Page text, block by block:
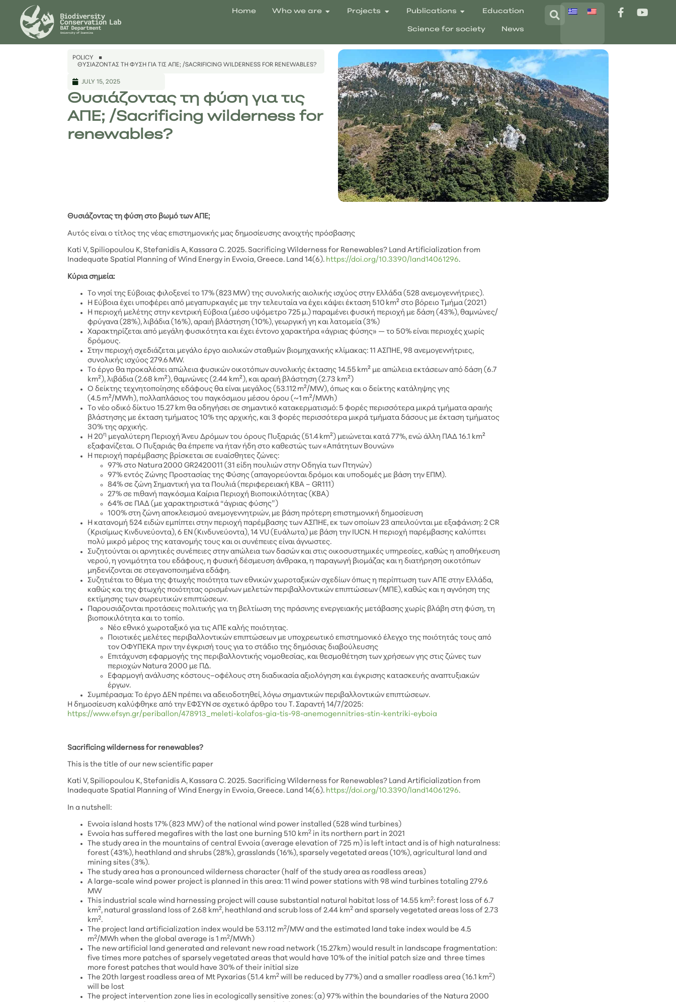
Home Who we are Projects Publications Education
Science for society News
POLICY
ΘΥΣΙΆΖΟΝΤΑΣ ΤΗ ΦΎΣΗ ΓΙΑ ΤΙΣ ΑΠΕ; /SACRIFICING WILDERNESS FOR RENEWABLES?
JULY 15, 2025
Θυσιάζοντας τη φύση για τις
ΑΠΕ; /Sacrificing wilderness for
renewables?
Θυσιάζοντας τη φύση στο βωμό των ΑΠΕ;
Αυτός είναι ο τίτλος της νέας επιστημονικής μας δημοσίευσης ανοιχτής πρόσβασης
Kati V, Spiliopoulou K, Stefanidis A, Kassara C. 2025. Sacrificing Wilderness for Renewables? Land Artificialization from
Inadequate Spatial Planning of Wind Energy in Evvoia, Greece. Land 14(6). https://doi.org/10.3390/land14061296.
Κύρια σημεία:
Το νησί της Εύβοιας φιλοξενεί το 17% (823 MW) της συνολικής αιολικής ισχύος στην Ελλάδα (528 ανεμογεννήτριες).
Η Εύβοια έχει υποφέρει από μεγαπυρκαγιές με την τελευταία να έχει κάψει έκταση 510 km² στο βόρειο Τμήμα (2021)
Η περιοχή μελέτης στην κεντρική Εύβοια (μέσο υψόμετρο 725 μ.) παραμένει φυσική περιοχή με δάση (43%), θαμνώνες/
φρύγανα (28%), λιβάδια (16%), αραιή βλάστηση (10%), γεωργική γη και λατομεία (3%)
Χαρακτηρίζεται από μεγάλη φυσικότητα και έχει έντονο χαρακτήρα «άγριας φύσης» — το 50% είναι περιοχές χωρίς
δρόμους.
Στην περιοχή σχεδιάζεται μεγάλο έργο αιολικών σταθμών βιομηχανικής κλίμακας: 11 ΑΣΠΗΕ, 98 ανεμογεννήτριες,
συνολικής ισχύος 279.6 MW.
Το έργο θα προκαλέσει απώλεια φυσικών οικοτόπων συνολικής έκτασης 14.55 km² με απώλεια εκτάσεων από δάση (6.7
km²), λιβάδια (2.68 km²), θαμνώνες (2.44 km²), και αραιή βλάστηση (2.73 km²)
Ο δείκτης τεχνητοποίησης εδάφους θα είναι μεγάλος (53.112 m²/MW), όπως και ο δείκτης κατάληψης γης
(4.5 m²/MWh), πολλαπλάσιος του παγκόσμιου μέσου όρου (~1 m²/MWh)
Το νέο οδικό δίκτυο 15.27 km θα οδηγήσει σε σημαντικό κατακερματισμό: 5 φορές περισσότερα μικρά τμήματα αραιής
βλάστησης με έκταση τμήματος 10% της αρχικής, και 3 φορές περισσότερα μικρά τμήματα δάσους με έκταση τμήματος
30% της αρχικής.
Η 20η μεγαλύτερη Περιοχή Άνευ Δρόμων του όρους Πυξαριάς (51.4 km²) μειώνεται κατά 77%, ενώ άλλη ΠΑΔ 16.1 km²
εξαφανίζεται. Ο Πυξαριάς θα έπρεπε να ήταν ήδη στο καθεστώς των «Απάτητων Βουνών»
Η περιοχή παρέμβασης βρίσκεται σε ευαίσθητες ζώνες:
97% στο Natura 2000 GR2420011 (31 είδη πουλιών στην Οδηγία των Πτηνών)
97% εντός Ζώνης Προστασίας της Φύσης (απαγορεύονται δρόμοι και υποδομές με βάση την ΕΠΜ).
84% σε ζώνη Σημαντική για τα Πουλιά (περιφερειακή KBA – GR111)
27% σε πιθανή παγκόσμια Καίρια Περιοχή Βιοποικιλότητας (KBA)
64% σε ΠΑΔ (με χαρακτηριστικά “άγριας φύσης”)
100% στη ζώνη αποκλεισμού ανεμογεννητριών, με βάση πρότερη επιστημονική δημοσίευση
Η κατανομή 524 ειδών εμπίπτει στην περιοχή παρέμβασης των ΑΣΠΗΕ, εκ των οποίων 23 απειλούνται με εξαφάνιση: 2 CR
(Κρισίμως Κινδυνεύοντα), 6 ΕΝ (Κινδυνεύοντα), 14 VU (Ευάλωτα) με βάση την IUCN. Η περιοχή παρέμβασης καλύπτει
πολύ μικρό μέρος της κατανομής τους και οι συνέπειες είναι άγνωστες.
Συζητούνται οι αρνητικές συνέπειες στην απώλεια των δασών και στις οικοσυστημικές υπηρεσίες, καθώς η αποθήκευση
νερού, η γονιμότητα του εδάφους, η φυσική δέσμευση άνθρακα, η παραγωγή βιομάζας και η διατήρηση οικοτόπων
μηδενίζονται σε στεγανοποιημένα εδάφη.
Συζητιέται το θέμα της φτωχής ποιότητα των εθνικών χωροταξικών σχεδίων όπως η περίπτωση των ΑΠΕ στην Ελλάδα,
καθώς και της φτωχής ποιότητας ορισμένων μελετών περιβαλλοντικών επιπτώσεων (ΜΠΕ), καθώς και η αγνόηση της
εκτίμησης των σωρευτικών επιπτώσεων.
Παρουσιάζονται προτάσεις πολιτικής για τη βελτίωση της πράσινης ενεργειακής μετάβασης χωρίς βλάβη στη φύση, τη
βιοποικιλότητα και το τοπίο.
Νέο εθνικό χωροταξικό για τις ΑΠΕ καλής ποιότητας.
Ποιοτικές μελέτες περιβαλλοντικών επιπτώσεων με υποχρεωτικό επιστημονικό έλεγχο της ποιότητάς τους από
τον ΟΦΥΠΕΚΑ πριν την έγκρισή τους για το στάδιο της δημόσιας διαβούλευσης
Επιτάχυνση εφαρμογής της περιβαλλοντικής νομοθεσίας, και θεσμοθέτηση των χρήσεων γης στις ζώνες των
περιοχών Natura 2000 με ΠΔ.
Εφαρμογή ανάλυσης κόστους–οφέλους στη διαδικασία αξιολόγηση και έγκρισης κατασκευής αναπτυξιακών
έργων.
Συμπέρασμα: To έργο ΔΕΝ πρέπει να αδειοδοτηθεί, λόγω σημαντικών περιβαλλοντικών επιπτώσεων.
Η δημοσίευση καλύφθηκε από την ΕΦΣΥΝ σε σχετικό άρθρο του Τ. Σαραντή 14/7/2025:
https://www.efsyn.gr/periballon/478913_meleti-kolafos-gia-tis-98-anemogennitries-stin-kentriki-eyboia
Sacrificing wilderness for renewables?
This is the title of our new scientific paper
Kati V, Spiliopoulou K, Stefanidis A, Kassara C. 2025. Sacrificing Wilderness for Renewables? Land Artificialization from
Inadequate Spatial Planning of Wind Energy in Evvoia, Greece. Land 14(6). https://doi.org/10.3390/land14061296.
In a nutshell:
Evvoia island hosts 17% (823 MW) of the national wind power installed (528 wind turbines)
Evvoia has suffered megafires with the last one burning 510 km2 in its northern part in 2021
The study area in the mountains of central Evvoia (average elevation of 725 m) is left intact and is of high naturalness:
forest (43%), heathland and shrubs (28%), grasslands (16%), sparsely vegetated areas (10%), agricultural land and
mining sites (3%).
The study area has a pronounced wilderness character (half of the study area as roadless areas)
A large-scale wind power project is planned in this area: 11 wind power stations with 98 wind turbines totaling 279.6
MW
This industrial scale wind harnessing project will cause substantial natural habitat loss of 14.55 km2: forest loss of 6.7
km2, natural grassland loss of 2.68 km2, heathland and scrub loss of 2.44 km2 and sparsely vegetated areas loss of 2.73
km2.
The project land artificialization index would be 53.112 m2/MW and the estimated land take index would be 4.5
m2/MWh when the global average is 1 m2/MWh)
The new artificial land generated and relevant new road network (15.27km) would result in landscape fragmentation:
five times more patches of sparsely vegetated areas that would have 10% of the initial patch size and three times
more forest patches that would have 30% of their initial size
The 20th largest roadless area of Mt Pyxarias (51.4 km2 will be reduced by 77%) and a smaller roadless area (16.1 km2)
will be lost
The project intervention zone lies in ecologically sensitive zones: (a) 97% within the boundaries of the Natura 2000